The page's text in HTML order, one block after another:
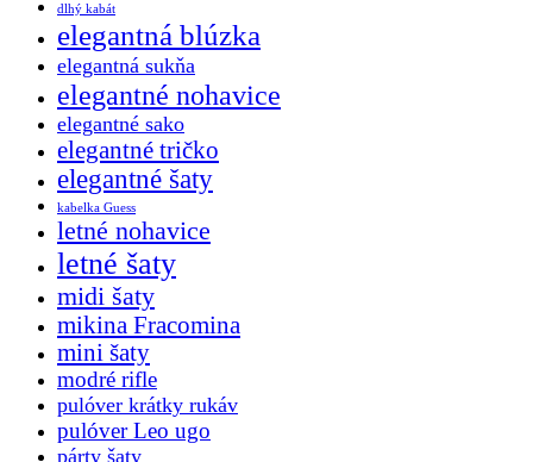
dlhý kabát
elegantná blúzka
elegantná sukňa
elegantné nohavice
elegantné sako
elegantné tričko
elegantné šaty
kabelka Guess
letné nohavice
letné šaty
midi šaty
mikina Fracomina
mini šaty
modré rifle
pulóver krátky rukáv
pulóver Leo ugo
párty šaty